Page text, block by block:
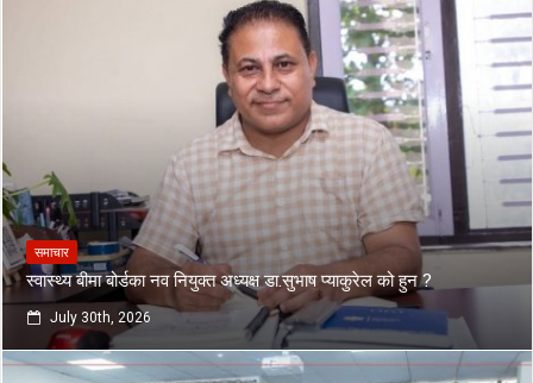
समाचार
स्वास्थ्य बीमा बोर्डका नव नियुक्त अध्यक्ष डा.सुभाष प्याकुरेल को हुन ?
July 30th, 2026